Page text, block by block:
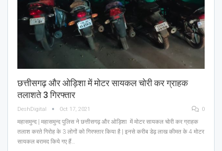
छत्तीसगढ़ और ओड़िशा में मोटर सायकल चोरी कर ग्राहक
तलाशते 3 गिरफ्तार
DeshDigital Oct 17, 2021 0
महासमुन्द | महासमुन्द पुलिस ने छत्तीसगढ़ और ओड़िशा में मोटर सायकल चोरी कर ग्राहक
तलाश करते गिरोह के 3 लोगों को गिरफ्तार किया है | इनसे करीब डेढ़ लाख कीमत के 4 मोटर
सायकल बरामद किये गए हैं…